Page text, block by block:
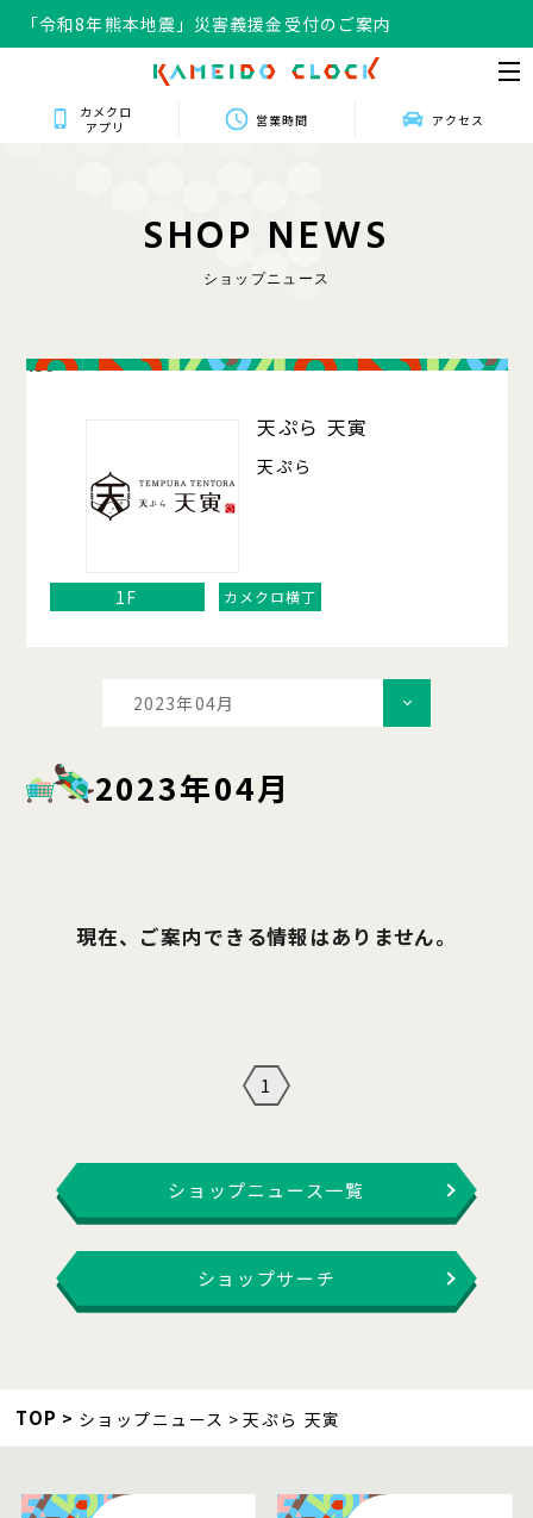
「令和8年熊本地震」災害義援金受付のご案内
カメクロ
アプリ
営業時間 アクセス
SHOP NEWS
ショップニュース
139
天ぷら 天寅
天ぷら
1F カメクロ横丁
2023年04月
2023年04月
現在、ご案内できる情報はありません。
1
ショップニュース一覧
ショップサーチ
TOP ショップニュース 天ぷら 天寅